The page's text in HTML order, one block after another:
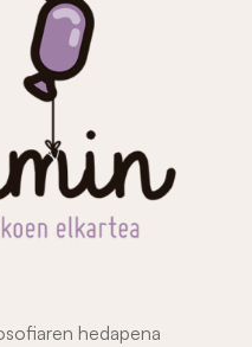
hedapena